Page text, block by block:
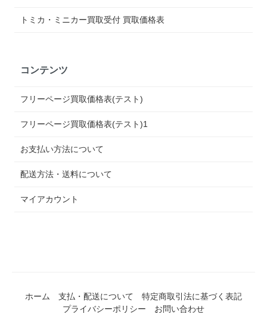
トミカ・ミニカー買取受付 買取価格表
コンテンツ
フリーページ買取価格表(テスト)
フリーページ買取価格表(テスト)1
お支払い方法について
配送方法・送料について
マイアカウント
ホーム 支払・配送について
特定商取引法に基づく表記
プライバシーポリシー
お問い合わせ